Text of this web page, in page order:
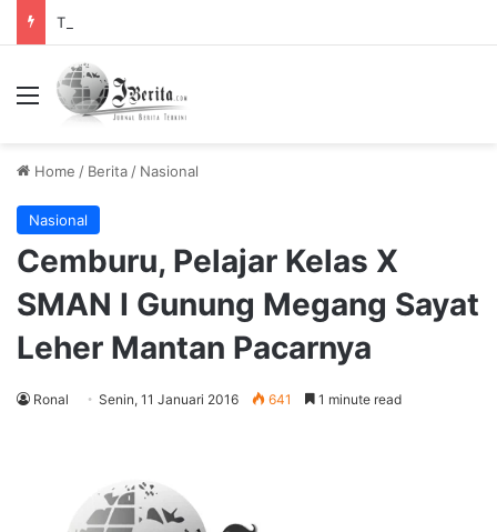
Menu
Home / Berita / Nasional
Nasional
Cemburu, Pelajar Kelas X
SMAN I Gunung Megang Sayat
Leher Mantan Pacarnya
Ronal Senin, 11 Januari 2016 641 1 minute read